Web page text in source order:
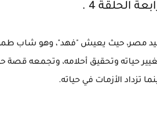
مصر، حيث يعيش "فهد"، وهو شاب
حياته وتحقيق أحلامه، وتجمعه قصة
تزداد الأزمات في حياته.